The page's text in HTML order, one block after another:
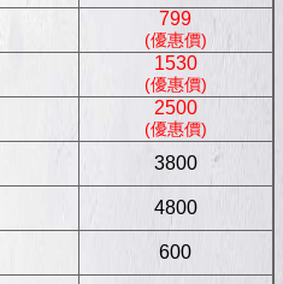
799
(優惠價)
1530
(優惠價)
2500
(優惠價)
3800
4800
600